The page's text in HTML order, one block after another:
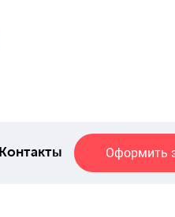
Контакты Оформить